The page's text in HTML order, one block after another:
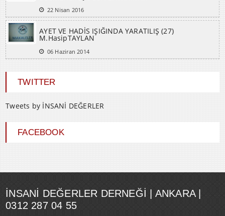
22 Nisan 2016
AYET VE HADİS IŞIĞINDA YARATILIŞ (27)
M.HasipTAYLAN
06 Haziran 2014
TWITTER
Tweets by İNSANİ DEĞERLER
FACEBOOK
İNSANI DEĞERLER DERNEĞI | ANKARA |
0312 287 04 55